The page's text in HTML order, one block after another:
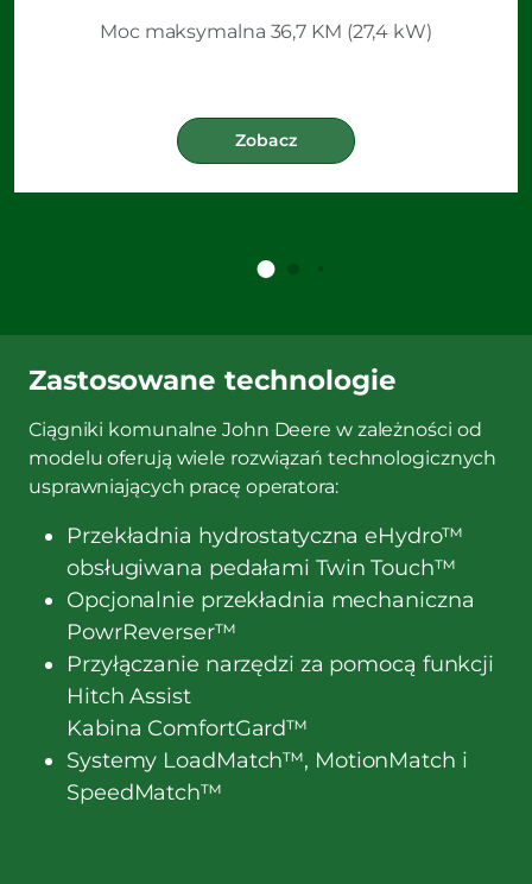
Moc maksymalna 36,7 KM (27,4 kW)
Zobacz
Zastosowane technologie
Ciągniki komunalne John Deere w zależności od
modelu oferują wiele rozwiązań technologicznych
usprawniających pracę operatora:
Przekładnia hydrostatyczna eHydro™
obsługiwana pedałami Twin Touch™
Opcjonalnie przekładnia mechaniczna
PowrReverser™
Przyłączanie narzędzi za pomocą funkcji
Hitch Assist
Kabina ComfortGard™
Systemy LoadMatch™, MotionMatch i
SpeedMatch™